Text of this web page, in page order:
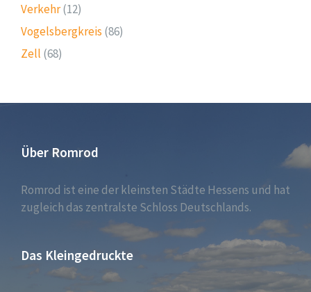
Verkehr(12)
Vogelsbergkreis (86)
Zell (68)
Über Romrod
Romrod ist eine der kleinsten Städte Hessens und hat
zugleich das zentralste Schloss Deutschlands.
Das Kleingedruckte